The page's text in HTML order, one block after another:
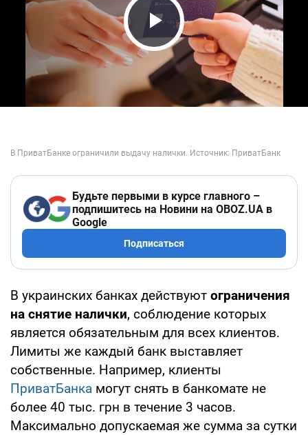
Play Video
Будьте первыми в курсе главного –
подпишитесь на Новини на OBOZ.UA в
Google
Подписаться
В украинских банках действуют ограничения
на снятие налички, соблюдение которых
является обязательным для всех клиентов.
Лимиты же каждый банк выставляет
собственные. Например, клиенты
ПриватБанка могут снять в банкомате не
более 40 тыс. грн в течение 3 часов.
Максимально допускаемая же сумма за сутки